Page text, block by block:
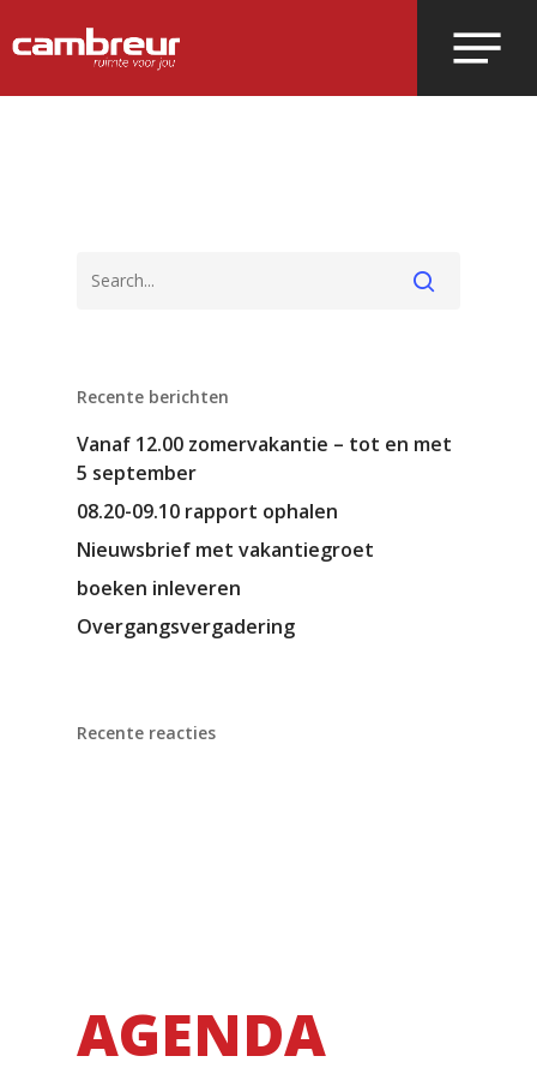
Recente berichten
Vanaf 12.00 zomervakantie – tot en met
5 september
08.20-09.10 rapport ophalen
Nieuwsbrief met vakantiegroet
boeken inleveren
Overgangsvergadering
Recente reacties
AGENDA